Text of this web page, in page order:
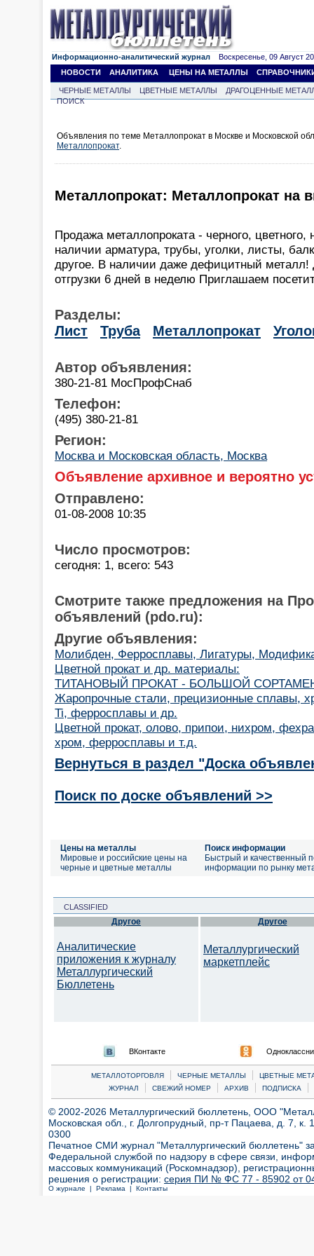
Информационно-аналитический журнал Воскресенье, 09 Август
НОВОСТИ
АНАЛИТИКА ЦЕНЫ НА МЕТАЛЛЫ
ЧЕРНЫЕ МЕТАЛЛЫ ЦВЕТНЫЕ МЕТАЛЛЫ
ДРАГОЦЕННЫЕ
ПОИСК
Объявления по теме Металлопрокат в Москве и Московской
Металлопрокат.
Металлопрокат: Металлопрокат на
Продажа металлопроката - черного, цветного,
наличии арматура, трубы, уголки, листы,
другое. В наличии даже дефицитный металл!
отгрузки 6 дней в неделю Приглашаем
Разделы:
Лист
Труба Металлопрокат
Автор объявления:
380-21-81 МосПрофСнаб
Телефон:
(495) 380-21-81
Регион:
Москва и Московская область, Москва
Объявление архивное и вероятно
Отправлено:
01-08-2008 10:35
Число просмотров:
сегодня: 1, всего: 543
Смотрите также предложения на
объявлений (pdo.ru):
Другие объявления:
Молибден, Ферросплавы, Лигатуры,
Цветной прокат и др. материалы:
ТИТАНОВЫЙ ПРОКАТ - БОЛЬШОЙ
Жаропрочные стали, прецизионные сплавы,
Ti, ферросплавы и др.
Цветной прокат, олово, припои, нихром,
хром, ферросплавы и т.д.
Вернуться в раздел "Доска
Поиск по доске объявлений >>
Цены на металлы
Мировые и российские цены на
черные и цветные металлы
Поиск информации
Быстрый и качественный
информации по рынку
CLASSIFIED
Другое
Аналитические
приложения к журналу
Металлургический
Бюллетень
Другое
Металлургический
маркетплейс
ВКонтакте
МЕТАЛЛОТОРГОВЛЯ | ЧЕРНЫЕ МЕТАЛЛЫ |
ЦВЕТНЫЕ
ЖУРНАЛ
| СВЕЖИЙ НОМЕР | АРХИВ | ПОДПИСКА |
© 2002-2026 Металлургический бюллетень, ООО
Московская обл., г. Долгопрудный, пр-т Пацаева, д. 7,
0300
Печатное СМИ журнал "Металлургический бюллетень"
Федеральной службой по надзору в сфере связи,
массовых коммуникаций (Роскомнадзор),
решения о регистрации: серия ПИ № ФС 77 - 85902 от 04
О журнале | Реклама | Контакты